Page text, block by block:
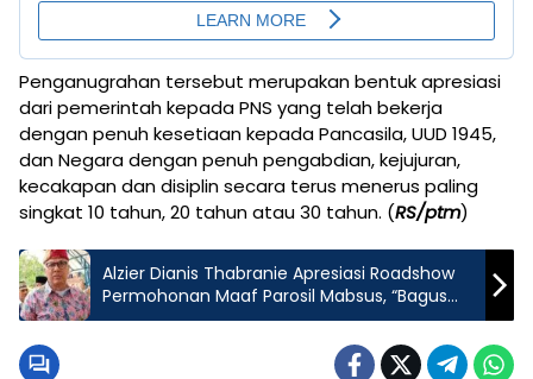
Penganugrahan tersebut merupakan bentuk apresiasi
dari pemerintah kepada PNS yang telah bekerja
dengan penuh kesetiaan kepada Pancasila, UUD 1945,
dan Negara dengan penuh pengabdian, kejujuran,
kecakapan dan disiplin secara terus menerus paling
singkat 10 tahun, 20 tahun atau 30 tahun. (RS/ptm)
Alzier Dianis Thabranie Apresiasi Roadshow
Permohonan Maaf Parosil Mabsus, “Bagus
Memang Harus Begitu”